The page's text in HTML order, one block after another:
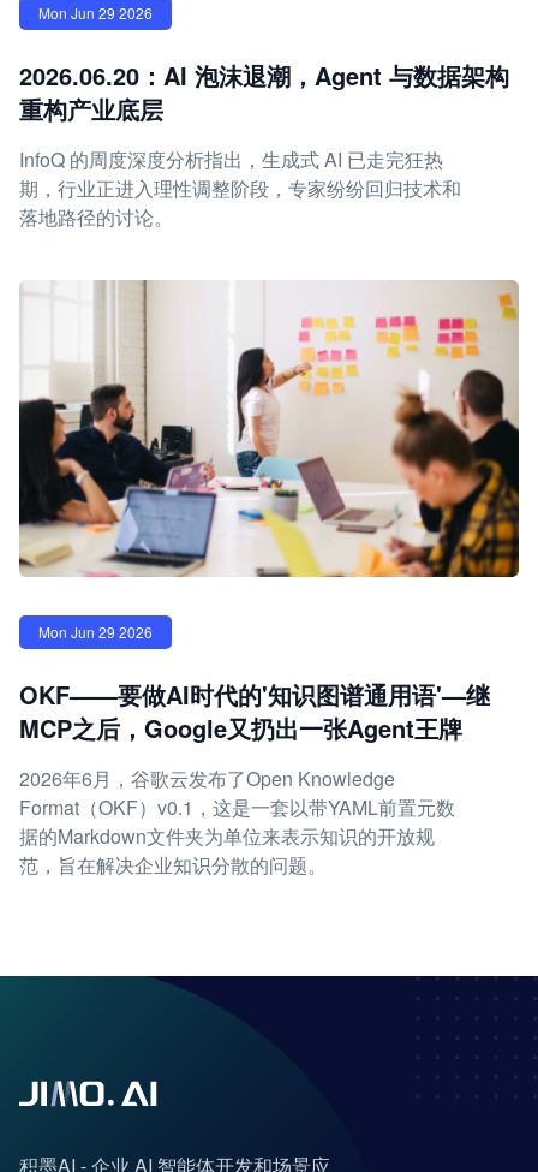
Mon Jun 29 2026
2026.06.20：AI 泡沫退潮，Agent 与数据架构
重构产业底层
InfoQ 的周度深度分析指出，生成式 AI 已走完狂热
期，行业正进入理性调整阶段，专家纷纷回归技术和
落地路径的讨论。
Mon Jun 29 2026
OKF——要做AI时代的'知识图谱通用语'—继
MCP之后，Google又扔出一张Agent王牌
2026年6月，谷歌云发布了Open Knowledge
Format（OKF）v0.1，这是一套以带YAML前置元数
据的Markdown文件夹为单位来表示知识的开放规
范，旨在解决企业知识分散的问题。
积墨AI - 企业 AI 智能体开发和场景应